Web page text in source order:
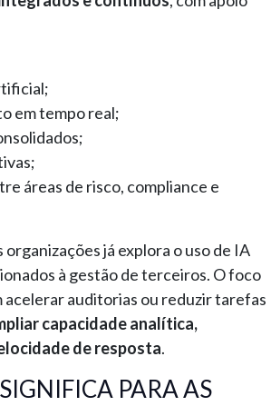
em tempo real;
áreas de risco, compliance e
organizações já explora o uso de IA
à gestão de terceiros. O foco
acelerar auditorias ou reduzir tarefas
capacidade analítica,
de resposta.
PARA AS